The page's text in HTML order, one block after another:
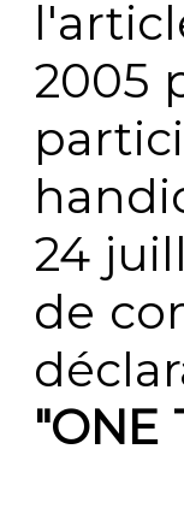
2005
24
de
"ONE